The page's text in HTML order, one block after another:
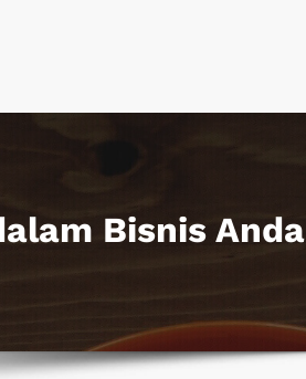
Bisnis Anda